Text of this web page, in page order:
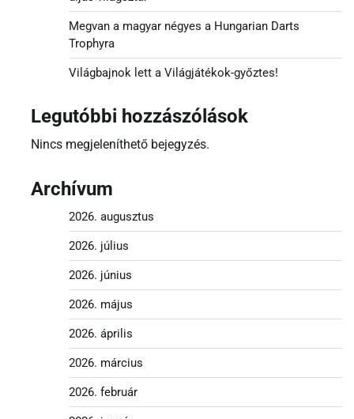
Megvan a magyar négyes a Hungarian Darts
Trophyra
Világbajnok lett a Világjátékok-győztes!
Legutóbbi hozzászólások
Nincs megjeleníthető bejegyzés.
Archívum
2026. augusztus
2026. július
2026. június
2026. május
2026. április
2026. március
2026. február